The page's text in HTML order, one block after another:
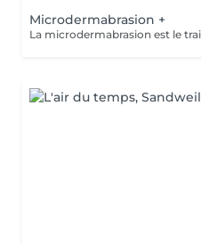
Microdermabrasion +